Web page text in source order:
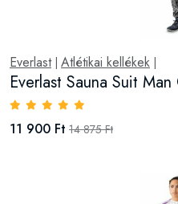
Everlast| Atlétikai kellékek
Everlast Sauna Suit
11 900 Ft 14 875 Ft